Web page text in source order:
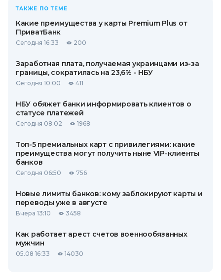
ТАКЖЕ ПО ТЕМЕ
Какие преимущества у карты Premium Plus от
ПриватБанк
Сегодня 16:33 200
Заработная плата, получаемая украинцами из-за
границы, сократилась на 23,6% - НБУ
Сегодня 10:00 411
НБУ обяжет банки информировать клиентов о
статусе платежей
Сегодня 08:02 1968
Топ-5 премиальных карт с привилегиями: какие
преимущества могут получить ныне VIP-клиенты
банков
Сегодня 06:50 756
Новые лимиты банков: кому заблокируют карты и
переводы уже в августе
Вчера 13:10 3458
Как работает арест счетов военнообязанных
мужчин
05.08 16:33 14030